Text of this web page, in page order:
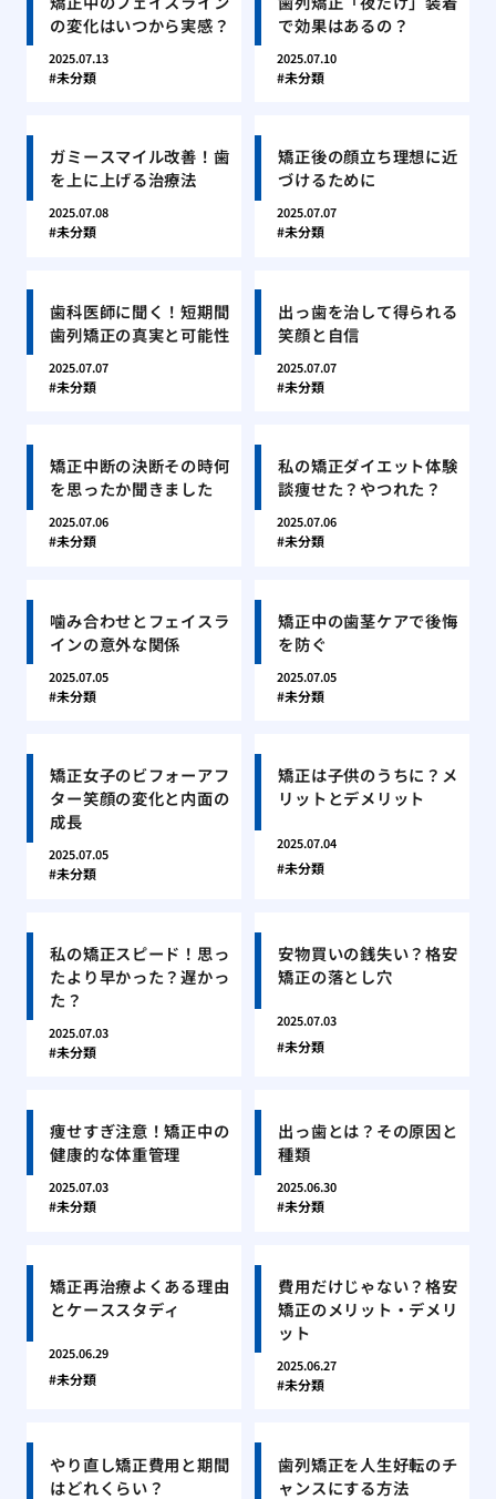
の変化はいつから実感？
2025.07.13
未分類
で効果はあるの？
2025.07.10
未分類
ガミースマイル改善！歯
を上に上げる治療法
2025.07.08
未分類
矯正後の顔立ち理想に近
づけるために
2025.07.07
未分類
歯科医師に聞く！短期間
歯列矯正の真実と可能性
2025.07.07
未分類
出っ歯を治して得られる
笑顔と自信
2025.07.07
未分類
矯正中断の決断その時何
を思ったか聞きました
2025.07.06
未分類
私の矯正ダイエット体験
談痩せた？やつれた？
2025.07.06
未分類
噛み合わせとフェイスラ
インの意外な関係
2025.07.05
未分類
矯正中の歯茎ケアで後悔
を防ぐ
2025.07.05
未分類
矯正女子のビフォーアフ
ター笑顔の変化と内面の
成長
2025.07.05
未分類
矯正は子供のうちに？メ
リットとデメリット
2025.07.04
未分類
私の矯正スピード！思っ
たより早かった？遅かっ
た？
2025.07.03
未分類
安物買いの銭失い？格安
矯正の落とし穴
2025.07.03
未分類
痩せすぎ注意！矯正中の
健康的な体重管理
2025.07.03
未分類
出っ歯とは？その原因と
種類
2025.06.30
未分類
矯正再治療よくある理由
とケーススタディ
2025.06.29
未分類
費用だけじゃない？格安
矯正のメリット・デメリ
ット
2025.06.27
未分類
やり直し矯正費用と期間
はどれくらい？
歯列矯正を人生好転のチ
ャンスにする方法